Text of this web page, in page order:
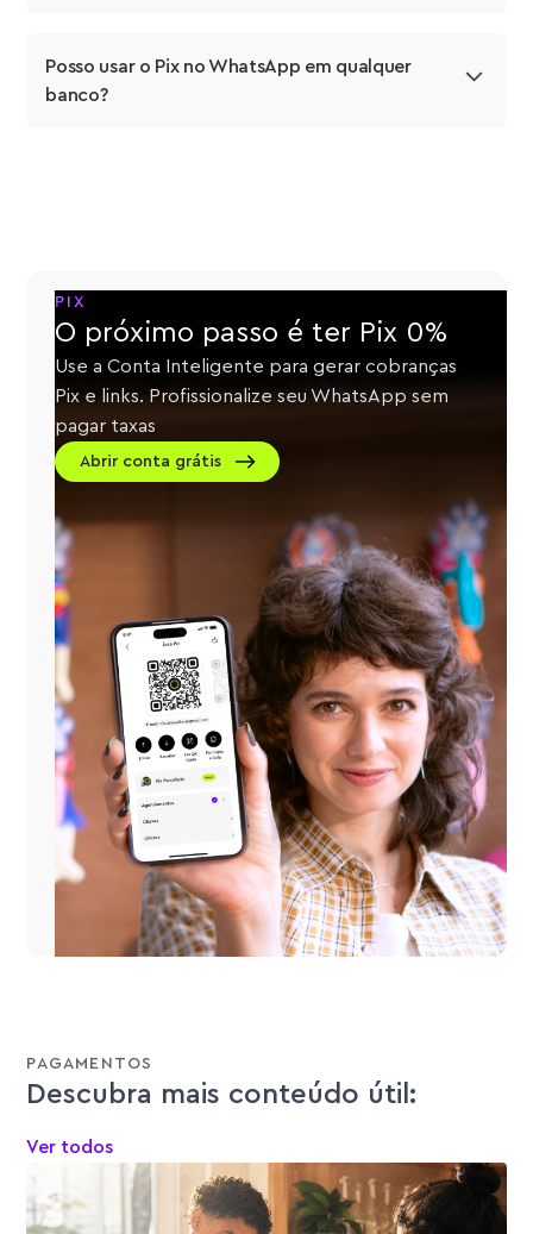
Posso usar o Pix no WhatsApp em qualquer
banco?
PIX
O próximo passo é ter Pix 0%
Use a Conta Inteligente para gerar cobranças
Pix e links. Profissionalize seu WhatsApp sem
pagar taxas
Abrir conta grátis
PAGAMENTOS
Descubra mais conteúdo útil:
Ver todos